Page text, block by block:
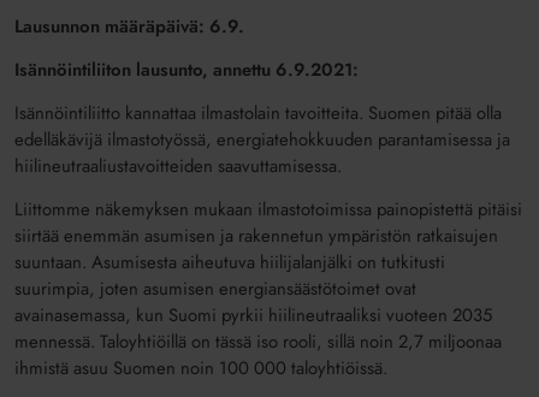
Lausunnon määräpäivä: 6.9.
Isännöintiliiton lausunto, annettu 6.9.2021:
Isännöintiliitto kannattaa ilmastolain tavoitteita. Suomen pitää olla
edelläkävijä ilmastotyössä, energiatehokkuuden parantamisessa ja
hiilineutraaliustavoitteiden saavuttamisessa.
Liittomme näkemyksen mukaan ilmastotoimissa painopistettä pitäisi
siirtää enemmän asumisen ja rakennetun ympäristön ratkaisujen
suuntaan. Asumisesta aiheutuva hiilijalanjälki on tutkitusti
suurimpia, joten asumisen energiansäästötoimet ovat
avainasemassa, kun Suomi pyrkii hiilineutraaliksi vuoteen 2035
mennessä. Taloyhtiöillä on tässä iso rooli, sillä noin 2,7 miljoonaa
ihmistä asuu Suomen noin 100 000 taloyhtiöissä.